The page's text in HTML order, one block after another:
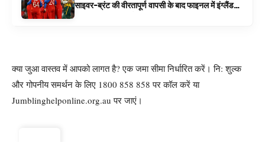
साइवर-ब्रंट की वीरतापूर्ण वापसी के बाद फाइनल में इंग्लैंड
क्या जुआ वास्तव में आपको लागत है? एक जमा सीमा निर्धारित करें। नि: शुल्क
और गोपनीय समर्थन के लिए 1800 858 858 पर कॉल करें या
Jumblinghelponline.org.au पर जाएं।